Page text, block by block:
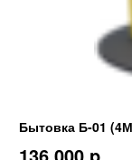
Бытовка Б-01